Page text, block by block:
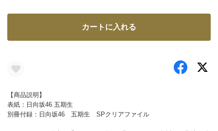
カートに入れる